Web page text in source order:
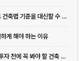
[법규] 소방관 진입창 규정 완화, 성능위주설계로 건축법 기준을 대신할 수 있을까
게 해야 하는 이유
[법규] 접도구역 안에 집을 지을 수 있을까, 토지투자 전에 꼭 봐야 할 건축 제한 기준